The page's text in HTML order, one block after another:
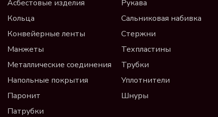
Асбестовые изделия
Кольца
Конвейерные ленты
Манжеты
Металлические соединения
Напольные покрытия
Паронит
Патрубки
Рукава
Сальниковая набивка
Стержни
Техпластины
Трубки
Уплотнители
Шнуры